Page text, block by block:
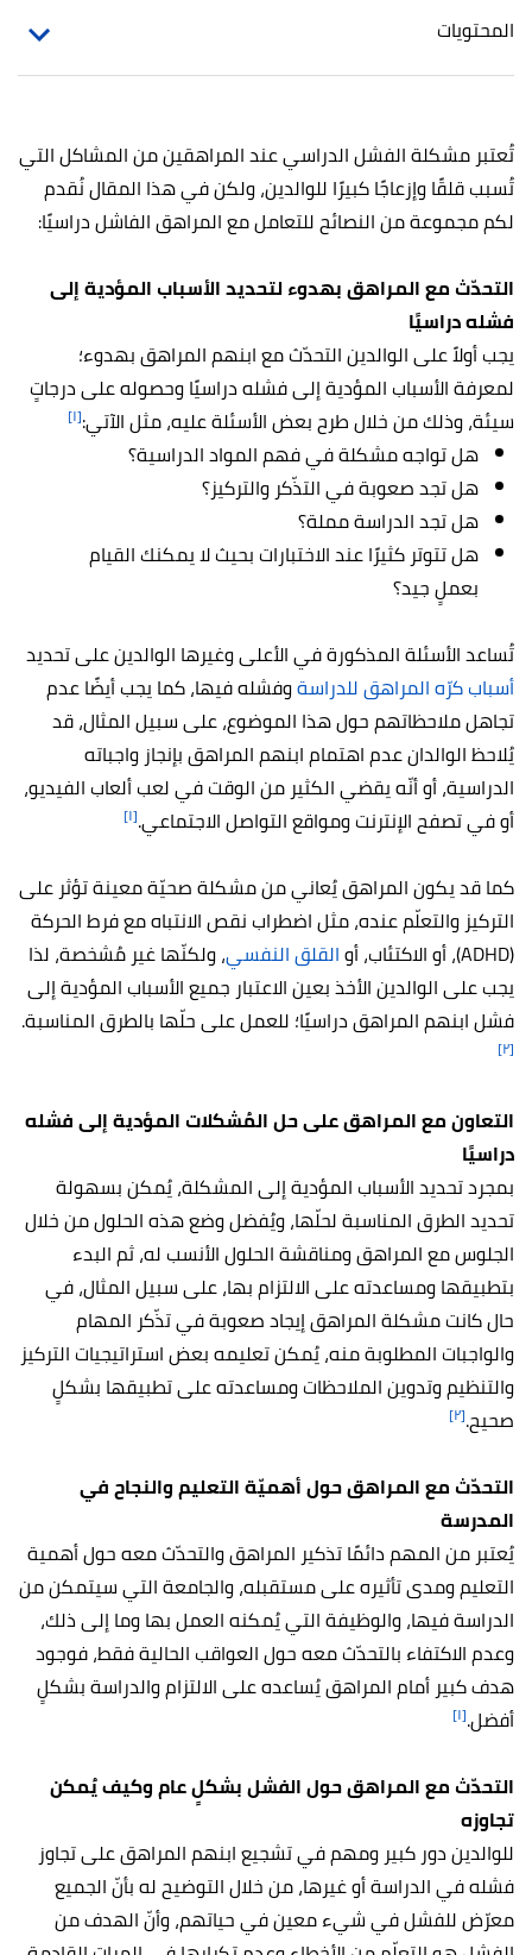
المحتويات
تُعتبر مشكلة الفشل الدراسي عند المراهقين من المشاكل التي
تُسبب قلقًا وإزعاجًا كبيرًا للوالدين، ولكن في هذا المقال نُقدم
لكم مجموعة من النصائح للتعامل مع المراهق الفاشل دراسيًا:
التحدّث مع المراهق بهدوء لتحديد الأسباب المؤدية إلى
فشله دراسيًا
يجب أولاً على الوالدين التحدّث مع ابنهم المراهق بهدوء؛
لمعرفة الأسباب المؤدية إلى فشله دراسيًا وحصوله على درجاتٍ
سيئة، وذلك من خلال طرح بعض الأسئلة عليه، مثل الآتي:[١]
هل تواجه مشكلة في فهم المواد الدراسية؟
هل تجد صعوبة في التذّكر والتركيز؟
هل تجد الدراسة مملة؟
هل تتوتر كثيرًا عند الاختبارات بحيث لا يمكنك القيام
بعملٍ جيد؟
تُساعد الأسئلة المذكورة في الأعلى وغيرها الوالدين على تحديد
أسباب كرّه المراهق للدراسةوفشله فيها، كما يجب أيضًا عدم
تجاهل ملاحظاتهم حول هذا الموضوع، على سبيل المثال، قد
يُلاحظ الوالدان عدم اهتمام ابنهم المراهق بإنجاز واجباته
الدراسية، أو أنّه يقضي الكثير من الوقت في لعب ألعاب الفيديو،
أو في تصفح الإنترنت ومواقع التواصل الاجتماعي.[١]
كما قد يكون المراهق يُعاني من مشكلة صحيّة معينة تؤثر على
التركيز والتعلّم عنده، مثل اضطراب نقص الانتباه مع فرط الحركة
(ADHD)، أو الاكتئاب، أو
القلق النفسي، ولكنّها غير مُشخصة، لذا
يجب على الوالدين الأخذ بعين الاعتبار جميع الأسباب المؤدية إلى
فشل ابنهم المراهق دراسيًا؛ للعمل على حلّها بالطرق المناسبة.
[٢]
التعاون مع المراهق على حل المُشكلات المؤدية إلى فشله
دراسيًا
بمجرد تحديد الأسباب المؤدية إلى المشكلة، يُمكن بسهولة
تحديد الطرق المناسبة لحلّها، ويُفضل وضع هذه الحلول من خلال
الجلوس مع المراهق ومناقشة الحلول الأنسب له، ثم البدء
بتطبيقها ومساعدته على الالتزام بها، على سبيل المثال، في
حال كانت مشكلة المراهق إيجاد صعوبة في تذّكر المهام
والواجبات المطلوبة منه، يُمكن تعليمه بعض استراتيجيات التركيز
والتنظيم وتدوين الملاحظات ومساعدته على تطبيقها بشكلٍ
صحيح.[٢]
التحدّث مع المراهق حول أهميّة التعليم والنجاح في
المدرسة
يُعتبر من المهم دائمًا تذكير المراهق والتحدّث معه حول أهمية
التعليم ومدى تأثيره على مستقبله، والجامعة التي سيتمكن من
الدراسة فيها، والوظيفة التي يُمكنه العمل بها وما إلى ذلك،
وعدم الاكتفاء بالتحدّث معه حول العواقب الحالية فقط، فوجود
هدف كبير أمام المراهق يُساعده على الالتزام والدراسة بشكلٍ
أفضل.[١]
التحدّث مع المراهق حول الفشل بشكلٍ عام وكيف يُمكن
تجاوزه
للوالدين دور كبير ومهم في تشجيع ابنهم المراهق على تجاوز
فشله في الدراسة أو غيرها، من خلال التوضيح له بأنّ الجميع
معرّض للفشل في شيء معين في حياتهم، وأنّ الهدف من